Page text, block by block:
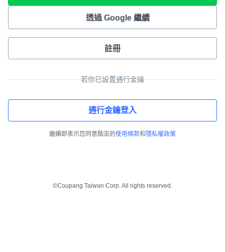
透過 Google 繼續
註冊
若你已設置通行金鑰
通行金鑰登入
繼續即表示您同意酷澎的使用條款和 隱私權政策
©Coupang Taiwan Corp. All rights reserved.